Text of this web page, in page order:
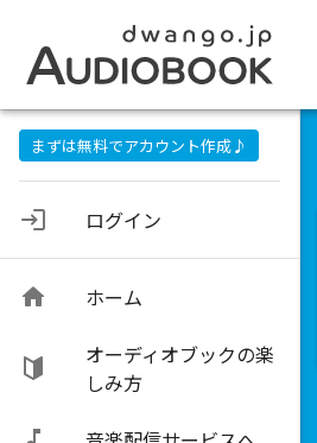
まずは無料でアカウント作成♪
ログイン
ホーム
オーディオブックの楽
しみ方